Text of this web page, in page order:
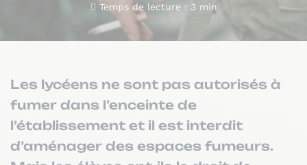
Temps de lecture : 3 min
Les lycéens ne sont pas autorisés à
fumer dans l’enceinte de
l’établissement et il est interdit
d’aménager des espaces fumeurs.